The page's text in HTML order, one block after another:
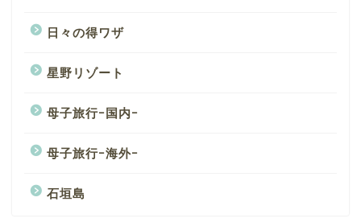
日々の得ワザ
星野リゾート
母子旅行ｰ国内ｰ
母子旅行ｰ海外ｰ
石垣島